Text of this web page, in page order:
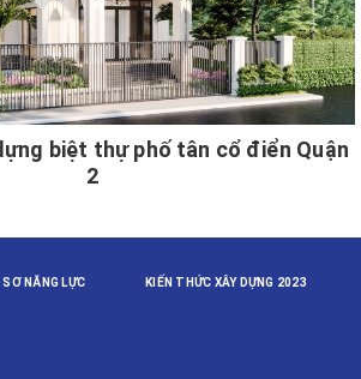
biệt thự phố tân cổ điển Quận
2
SƠ NĂNG LỰC KIẾN THỨC XÂY DỰNG 2023